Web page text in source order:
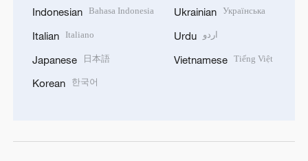
Indonesian Bahasa Indonesia
Italian Italiano
Japanese 日本語
Korean 한국어
Ukrainian Українська
Urdu اردو
Vietnamese Tiếng Việt